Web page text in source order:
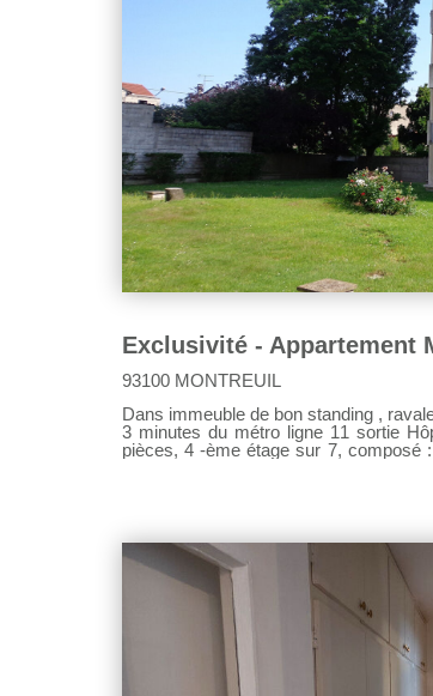
93100 MONTREUIL
Dans immeuble de bon standing ,
3 minutes du métro ligne 11 sortie
pièces, 4 -ème étage sur 7, composé : entrée avec placard, grand séjour lumineux,
1900 euros Renseignement par mail:
66